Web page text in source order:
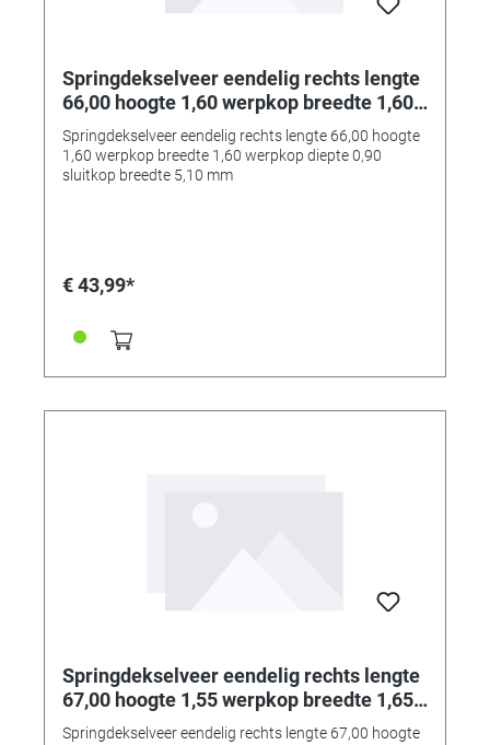
Springdekselveer eendelig rechts lengte
66,00 hoogte 1,60 werpkop breedte 1,60
werpkop diepte 0,90 sluitkop breedte
5,10 mm
Springdekselveer eendelig rechts lengte 66,00 hoogte
1,60 werpkop breedte 1,60 werpkop diepte 0,90
sluitkop breedte 5,10 mm
€ 43,99*
Springdekselveer eendelig rechts lengte
67,00 hoogte 1,55 werpkop breedte 1,65
werpkop diepte 1,30 sluitkop breedte
Springdekselveer eendelig rechts lengte 67,00 hoogte